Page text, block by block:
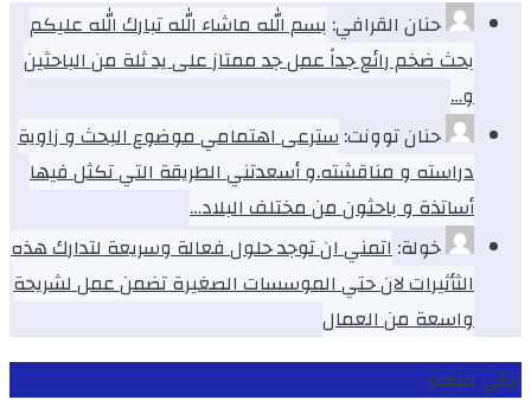
حنان القرافي: بسم الله ماشاء الله تبارك الله عليكم
بحث ضخم رائع جداً عمل جد ممتاز على يد ثلة من الباحثين
و…
حنان توونت:سترعى اهتمامي موضوع البحث و زاوية
دراسته و مناقشته.و أسعدتني الطريقة التي تكثل فيها
أساتذة و باحثون من مختلف البلاد…
خولة:اتمني ان توجد حلول فعالة وسريعة لتدارك هذه
الثأثيرات لان حتي الموسسات الصغيرة تضمن عمل لشريحة
واسعة من العمال
ابقى متصلا